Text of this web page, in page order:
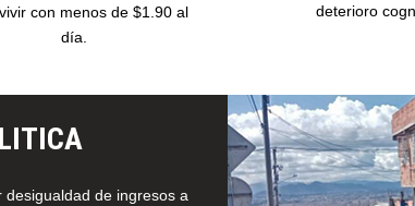
con menos de $1.90 al
día.
deterioro
de ingresos a